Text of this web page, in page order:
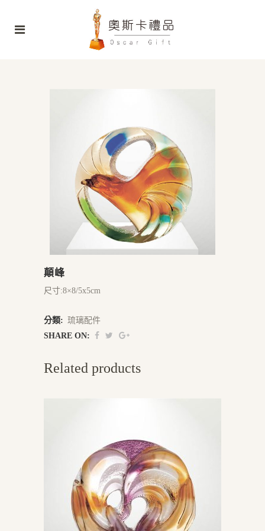
顛峰
尺寸:8×8/5x5cm
分類: 琉璃配件
SHARE ON:
Related products